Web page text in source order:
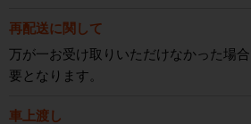
再配送に関して
万が一お受け取りいただけなかった場
要となります。
車上渡し